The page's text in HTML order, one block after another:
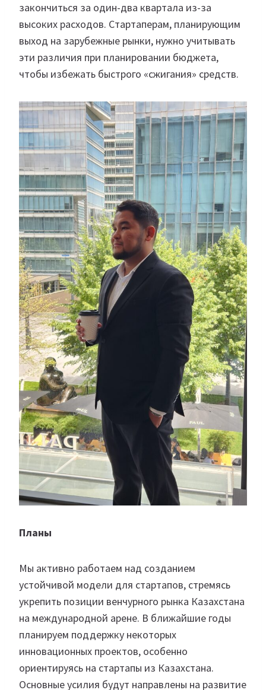
закончиться за один-два квартала из-за
высоких расходов. Стартаперам, планирующим
выход на зарубежные рынки, нужно учитывать
эти различия при планировании бюджета,
чтобы избежать быстрого «сжигания» средств.
Планы
Мы активно работаем над созданием
устойчивой модели для стартапов, стремясь
укрепить позиции венчурного рынка Казахстана
на международной арене. В ближайшие годы
планируем поддержку некоторых
инновационных проектов, особенно
ориентируясь на стартапы из Казахстана.
Основные усилия будут направлены на развитие